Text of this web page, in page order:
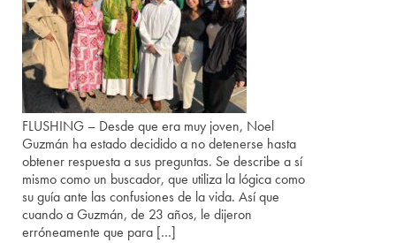
FLUSHING – Desde que era muy joven, Noel
Guzmán ha estado decidido a no detenerse hasta
obtener respuesta a sus preguntas. Se describe a sí
mismo como un buscador, que utiliza la lógica como
su guía ante las confusiones de la vida. Así que
cuando a Guzmán, de 23 años, le dijeron
erróneamente que para […]